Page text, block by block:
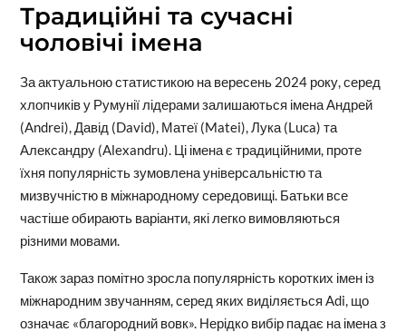
Традиційні та сучасні
чоловічі імена
За актуальною статистикою на вересень 2024 року, серед
хлопчиків у Румунії лідерами залишаються імена Андрей
(Andrei), Давід (David), Матеї (Matei), Лука (Luca) та
Александру (Alexandru). Ці імена є традиційними, проте
їхня популярність зумовлена універсальністю та
мизвучністю в міжнародному середовищі. Батьки все
частіше обирають варіанти, які легко вимовляються
різними мовами.
Також зараз помітно зросла популярність коротких імен із
міжнародним звучанням, серед яких виділяється Adi, що
означає «благородний вовк». Нерідко вибір падає на імена з